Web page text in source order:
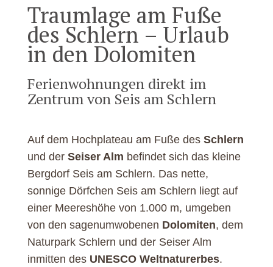
Traumlage am Fuße
des Schlern – Urlaub
in den Dolomiten
Ferienwohnungen direkt im
Zentrum von Seis am Schlern
Auf dem Hochplateau am Fuße des Schlern
und der Seiser Alm befindet sich das kleine
Bergdorf Seis am Schlern. Das nette,
sonnige Dörfchen Seis am Schlern liegt auf
einer Meereshöhe von 1.000 m, umgeben
von den sagenumwobenen Dolomiten, dem
Naturpark Schlern und der Seiser Alm
inmitten des UNESCO Weltnaturerbes.